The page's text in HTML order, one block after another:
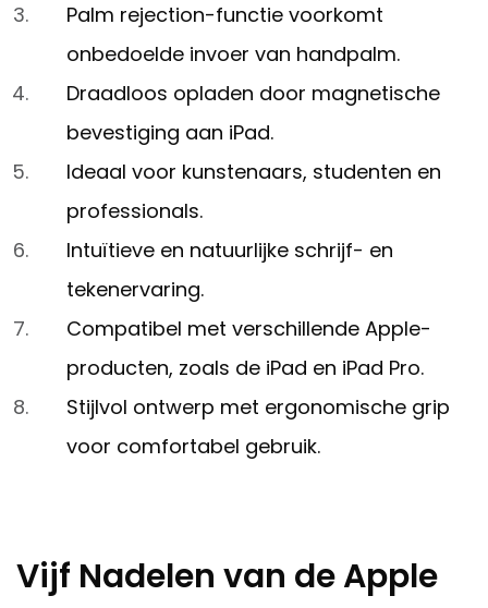
Palm rejection-functie voorkomt
onbedoelde invoer van handpalm.
Draadloos opladen door magnetische
bevestiging aan iPad.
Ideaal voor kunstenaars, studenten en
professionals.
Intuïtieve en natuurlijke schrijf- en
tekenervaring.
Compatibel met verschillende Apple-
producten, zoals de iPad en iPad Pro.
Stijlvol ontwerp met ergonomische grip
voor comfortabel gebruik.
Vijf Nadelen van de Apple